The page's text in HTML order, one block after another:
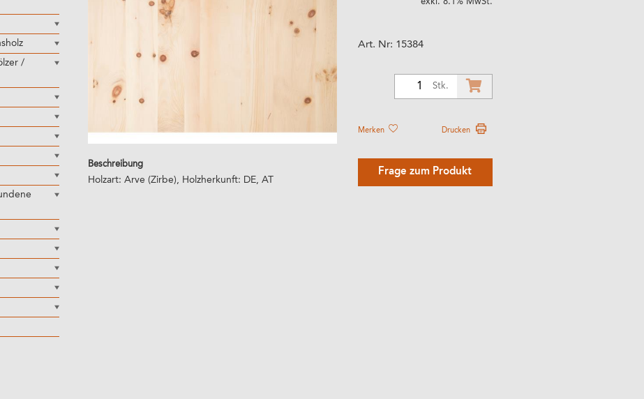
/
Beschreibung
Holzart: Arve (Zirbe), Holzherkunft: DE, AT
Art. Nr: 15384
Stk.
Merken Drucken
Frage zum Produkt